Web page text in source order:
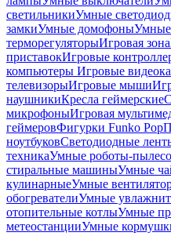
светильникиУмные
замкиУмные домофоны
терморегуляторыИгровая зона
приставокИгровые
компьютеры Игровые
телевизорыИгровые мыши
наушникиКресла геймерские
микрофоныИгровая
геймеровФигурки Funko Pop
ноутбуковСветодиодные
техникаУмные роботы-
стиральные машиныУмные
кулинарныеУмные
обогревателиУмные
отопительные котлыУмные
метеостанцииУмные